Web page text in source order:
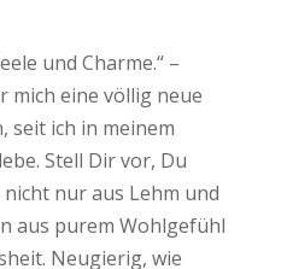
und Charme.“ –
mich eine völlig neue
seit ich in meinem
Stell Dir vor, Du
nur aus Lehm und
aus purem Wohlgefühl
Neugierig, wie